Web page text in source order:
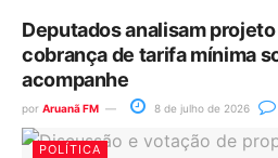
Deputados analisam
cobrança de tarifa mínima
acompanhe
por Aruanã FM 8 de julho de 2026
POLÍTICA